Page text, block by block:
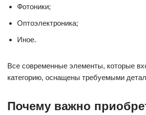
Фотоники;
Оптоэлектроника;
Иное.
Все современные элементы, которые
категорию, оснащены требуемыми
Почему важно